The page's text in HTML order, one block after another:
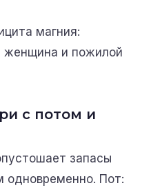
с потом и
запасы
одновременно. Пот: